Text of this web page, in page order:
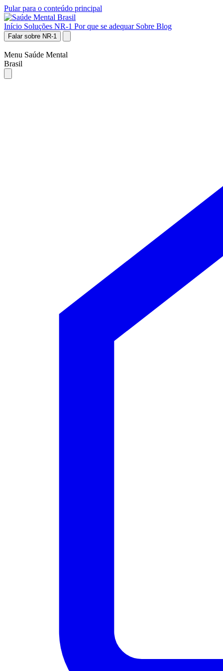
Pular para o conteúdo principal
Início Soluções NR-1 Por que se adequar Sobre Blog
Falar sobre NR-1
Menu Saúde Mental
Brasil